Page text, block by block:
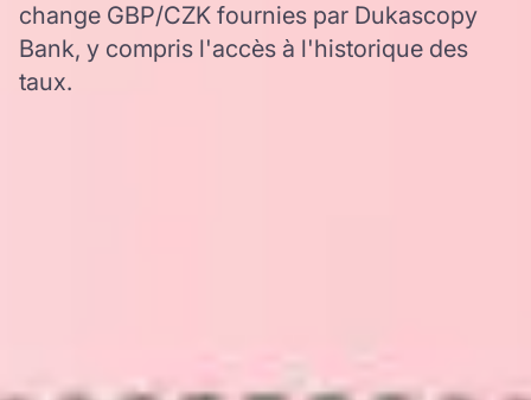
change GBP/CZK fournies par Dukascopy
Bank, y compris l'accès à l'historique des
taux.